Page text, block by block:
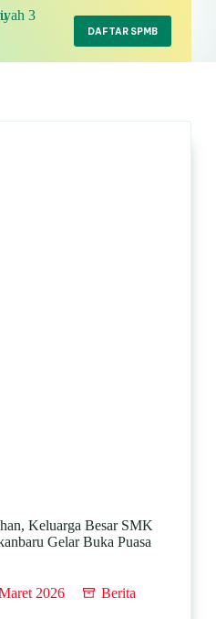
DAFTAR SPMB
Keluarga Besar SMK
Gelar Buka Puasa
2026 Berita